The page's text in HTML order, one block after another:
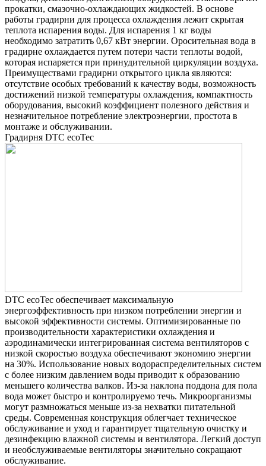
прокатки, смазочно-охлаждающих жидкостей. В основе
работы градирни для процесса охлаждения лежит скрытая
теплота испарения воды. Для испарения 1 кг воды
необходимо затратить 0,67 кВт энергии. Оросительная вода в
градирне охлаждается путем потери части теплоты водой,
которая испаряется при принудительной циркуляции воздуха.
Преимуществами градирни открытого цикла являются:
отсутствие особых требований к качеству воды, возможность
достижений низкой температуры охлаждения, компактность
оборудования, высокий коэффициент полезного действия и
незначительное потребление электроэнергии, простота в
монтаже и обслуживании.
Градирня DTC ecoTec
DTC ecoTec обеспечивает максимальную
энергоэффективность при низком потреблении энергии и
высокой эффективности системы. Оптимизированные по
производительности характеристики охлаждения и
аэродинамически интегрированная система вентиляторов с
низкой скоростью воздуха обеспечивают экономию энергии
на 30%. Использование новых водораспределительных систем
с более низким давлением воды приводит к образованию
меньшего количества валков. Из-за наклона поддона для пола
вода может быстро и контролируемо течь. Микроорганизмы
могут размножаться меньше из-за нехватки питательной
среды. Современная конструкция облегчает техническое
обслуживание и уход и гарантирует тщательную очистку и
дезинфекцию влажной системы и вентилятора. Легкий доступ
и необслуживаемые вентиляторы значительно сокращают
обслуживание.